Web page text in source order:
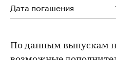
Дата погашения
По данным выпускам